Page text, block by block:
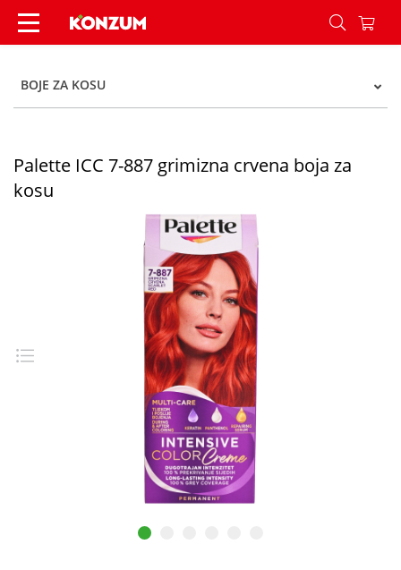
Palette ICC 7-887 grimizna crvena boja za kosu -
BOJE ZA KOSU
Palette ICC 7-887 grimizna crvena boja za
kosu